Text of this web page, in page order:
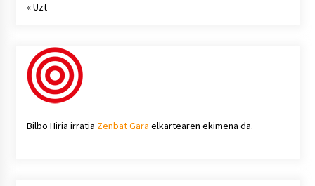
« Uzt
Bilbo Hiria irratia Zenbat Gara elkartearen ekimena da.